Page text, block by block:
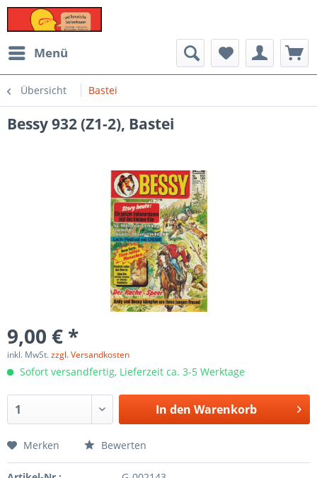
Menü
Übersicht Bastei
Bessy 932 (Z1-2), Bastei
9,00 € *
inkl. MwSt.zzgl. Versandkosten
Sofort versandfertig, Lieferzeit ca. 3-5 Werktage
In den Warenkorb
Merken Bewerten